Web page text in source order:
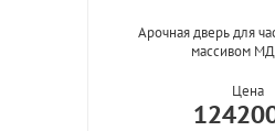
Арочная дверь для
массивом
Цена